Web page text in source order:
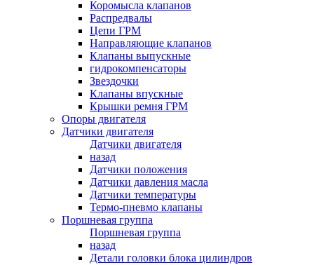
Коромысла клапанов
Распредвалы
Цепи ГРМ
Направляющие клапанов
Клапаны выпускные
гидрокомпенсаторы
Звездочки
Клапаны впускные
Крышки ремня ГРМ
Опоры двигателя
Датчики двигателя
Датчики двигателя
назад
Датчики положения
Датчики давления масла
Датчики температуры
Термо-пневмо клапаны
Поршневая группа
Поршневая группа
назад
Детали головки блока цилиндров